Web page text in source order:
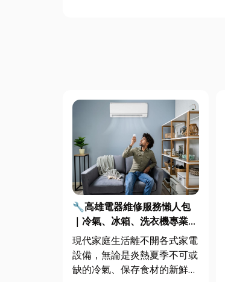
🔧高雄電器維修服務懶人包
｜冷氣、冰箱、洗衣機專業維
修
現代家庭生活離不開各式家電
設備，無論是炎熱夏季不可或
缺的冷氣、保存食材的新鮮冰